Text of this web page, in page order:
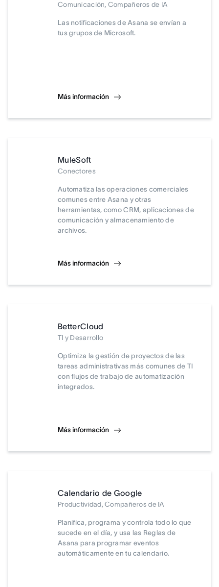
Comunicación, Compañeros de IA
Las notificaciones de Asana se envían a
tus grupos de Microsoft.
Más información
MuleSoft
Conectores
Automatiza las operaciones comerciales
comunes entre Asana y otras
herramientas, como CRM, aplicaciones de
comunicación y almacenamiento de
archivos.
Más información
BetterCloud
TI y Desarrollo
Optimiza la gestión de proyectos de las
tareas administrativas más comunes de TI
con flujos de trabajo de automatización
integrados.
Más información
Calendario de Google
Productividad, Compañeros de IA
Planifica, programa y controla todo lo que
sucede en el día, y usa las Reglas de
Asana para programar eventos
automáticamente en tu calendario.